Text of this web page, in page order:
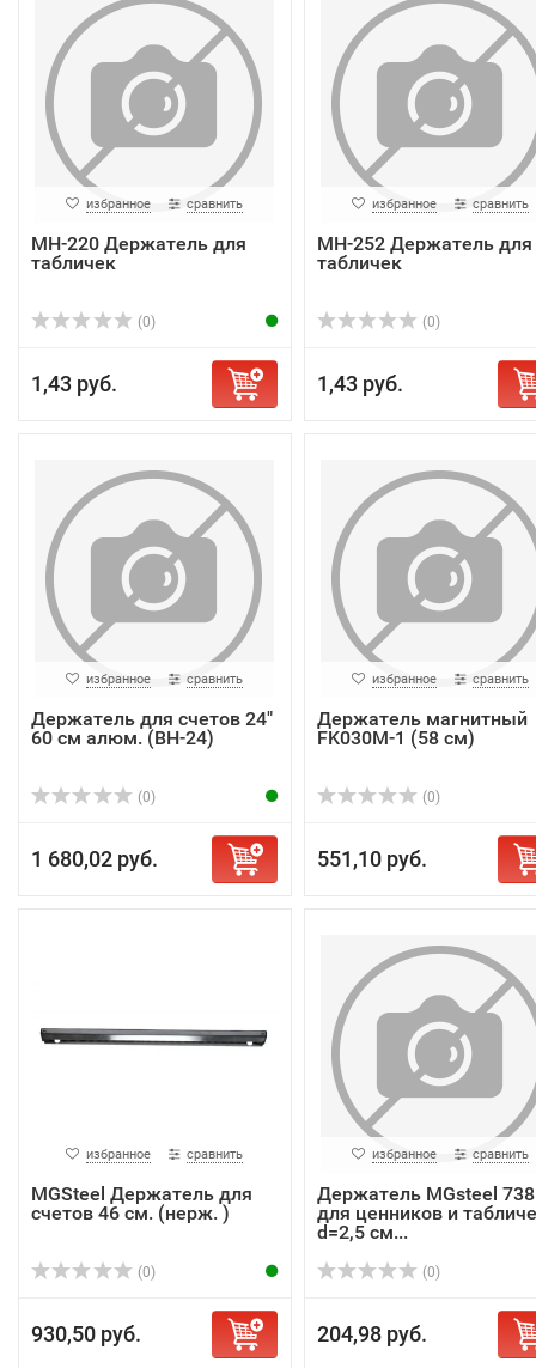
избранное сравнить
MH-220 Держатель для
табличек
(0)
1,43 руб.
избранное сравнить
MH-252 Держатель для
табличек
(0)
1,43 руб.
избранное сравнить
Держатель для счетов 24"
60 см алюм. (ВН-24)
(0)
1 680,02 руб.
избранное сравнить
Держатель магнитный
FK030M-1 (58 см)
(0)
551,10 руб.
избранное сравнить
MGSteel Держатель для
счетов 46 см. (нерж. )
(0)
930,50 руб.
избранное сравнить
Держатель MGsteel
для ценников и
d=2,5 см...
(0)
204,98 руб.